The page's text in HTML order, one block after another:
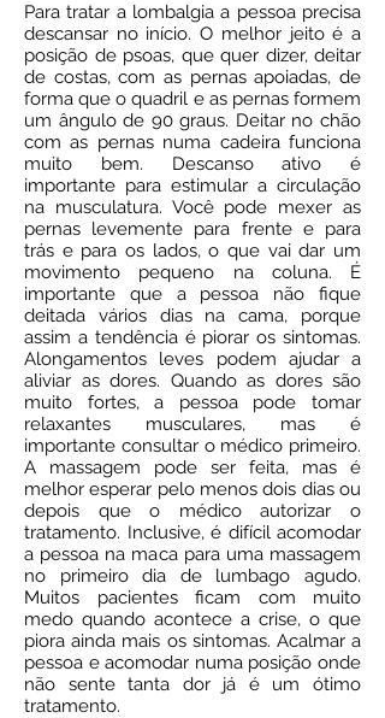
Para tratar a lombalgia a pessoa precisa
descansar no início. O melhor jeito é a
posição de psoas, que quer dizer, deitar
de costas, com as pernas apoiadas, de
forma que o quadril e as pernas formem
um ângulo de 90 graus. Deitar no chão
com as pernas numa cadeira funciona
muito bem. Descanso ativo é
importante para estimular a circulação
na musculatura. Você pode mexer as
pernas levemente para frente e para
trás e para os lados, o que vai dar um
movimento pequeno na coluna. É
importante que a pessoa não fique
deitada vários dias na cama, porque
assim a tendência é piorar os sintomas.
Alongamentos leves podem ajudar a
aliviar as dores. Quando as dores são
muito fortes, a pessoa pode tomar
relaxantes musculares, mas é
importante consultar o médico primeiro.
A massagem pode ser feita, mas é
melhor esperar pelo menos dois dias ou
depois que o médico autorizar o
tratamento. Inclusive, é difícil acomodar
a pessoa na maca para uma massagem
no primeiro dia de lumbago agudo.
Muitos pacientes ficam com muito
medo quando acontece a crise, o que
piora ainda mais os sintomas. Acalmar a
pessoa e acomodar numa posição onde
não sente tanta dor já é um ótimo
tratamento.